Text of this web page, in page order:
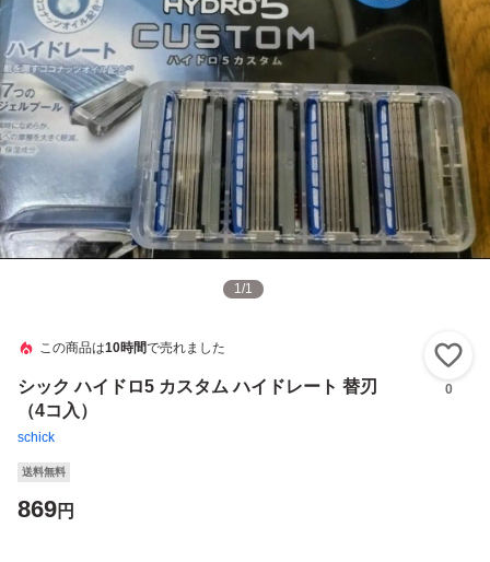
1/1
この商品は10時間で売れました
シック ハイドロ5 カスタム ハイドレート 替刃
（4コ入）
schick
0
送料無料
869円